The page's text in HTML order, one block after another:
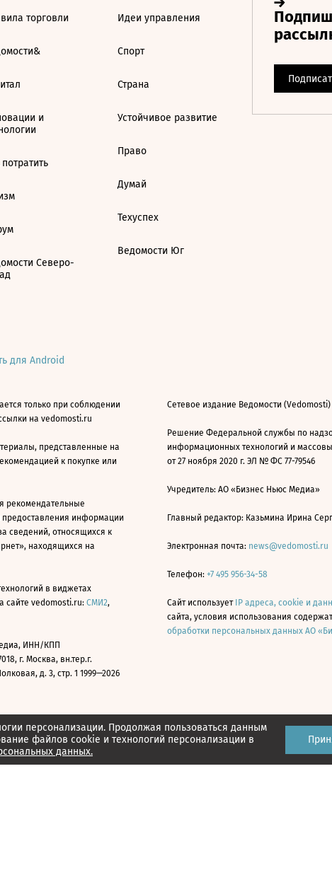
персонализации. Продолжая пользоваться данным
файлов cookie и технологий персонализации в
данных.
торговли
и
Северо-
Идеи управления
Спорт
Страна
Устойчивое развитие
Право
Думай
Техуспех
Ведомости Юг
для Android
только при соблюдении
на vedomosti.ru
представленные на
к покупке или
рекомендательные
информации
сведений, относящихся к
находящихся на
в виджетах
сайте vedomosti.ru: СМИ2,
ИНН/КПП
г. Москва, вн.тер.г.
д. 3, стр. 1 1999—2026
Сетевое издание Ведомости (Vedomosti)
Решение Федеральной службы по
информационных технологий и
от 27 ноября 2020 г. ЭЛ № ФС 77-79546
Учредитель: АО «Бизнес Ньюс Медиа»
Главный редактор: Казьмина Ирина
Электронная почта: news@vedomosti.ru
Телефон: +7 495 956-34-58
Сайт использует IP адреса, cookie и
сайта, условия использования
обработки персональных данных АО